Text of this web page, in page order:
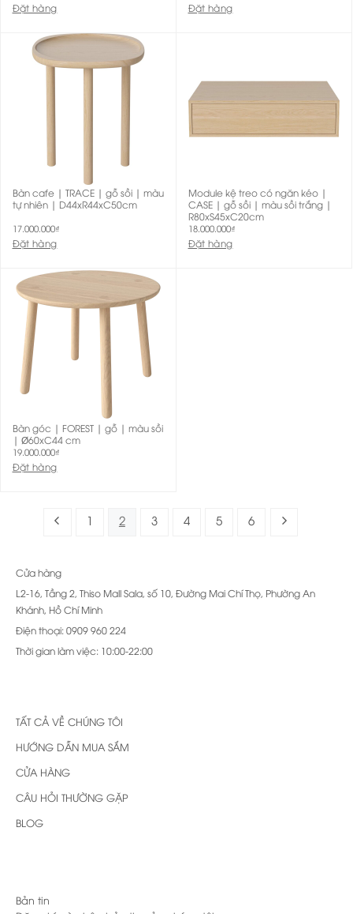
Đặt hàng Đặt hàng
Bàn cafe | TRACE | gỗ sồi | màu
tự nhiên | D44xR44xC50cm
17.000.000₫
Đặt hàng
Module kệ treo có ngăn kéo |
CASE | gỗ sồi | màu sồi trắng |
R80xS45xC20cm
18.000.000₫
Đặt hàng
Bàn góc | FOREST | gỗ | màu sồi
| Ø60xC44 cm
19.000.000₫
Đặt hàng
1 2 3 4 5 6
Cửa hàng
L2-16, Tầng 2, Thiso Mall Sala, số 10, Đường Mai Chí Thọ, Phường An
Khánh, Hồ Chí Minh
Điện thoại: 0909 960 224
Thời gian làm việc: 10:00-22:00
TẤT CẢ VỀ CHÚNG TÔI
HƯỚNG DẪN MUA SẮM
CỬA HÀNG
CÂU HỎI THƯỜNG GẶP
BLOG
Bản tin